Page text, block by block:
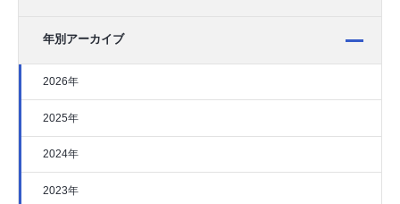
年別アーカイブ
2026年
2025年
2024年
2023年